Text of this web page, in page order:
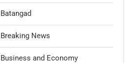
Batangad
Breaking News
Business and Economy